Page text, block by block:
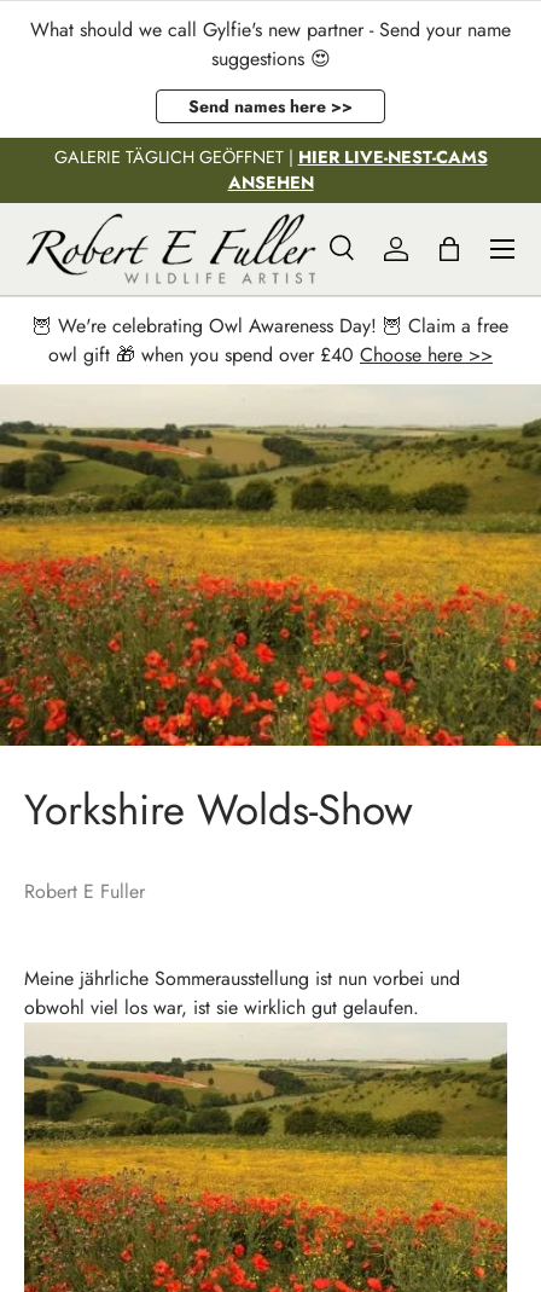
Direkt zum Inhalt
What should we call Gylfie's new partner - Send your name
suggestions 😍
Send names here >>
GALERIE TÄGLICH GEÖFFNET | HIER LIVE-NEST-CAMS
ANSEHEN
Suchen
Suchen
SucheEinloggen
Menü
🦉 We're celebrating Owl Awareness Day! 🦉 Claim a free
owl gift 🎁 when you spend over £40 Choose here >>
Yorkshire Wolds-Show
Robert E Fuller
Meine jährliche Sommerausstellung ist nun vorbei und
obwohl viel los war, ist sie wirklich gut gelaufen.